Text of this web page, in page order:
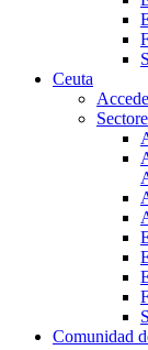
Ceuta
Comunidad